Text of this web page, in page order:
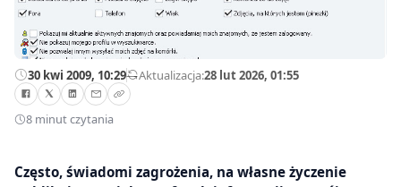
30 kwi 2009, 10:29—Aktualizacja:28 lut 2026, 01:55
8 minut czytania
Często, świadomi zagrożenia, na własne życzenie